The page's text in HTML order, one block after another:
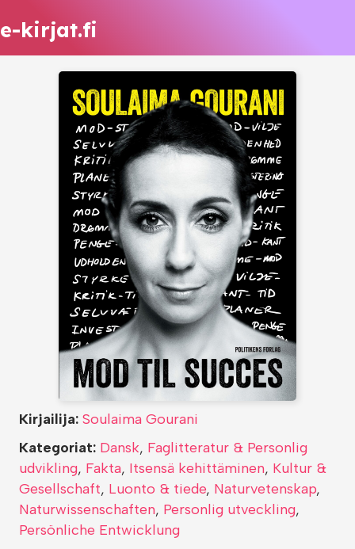
e-kirjat.fi
Kirjailija: Soulaima Gourani
Kategoriat: Dansk, Faglitteratur & Personlig
udvikling, Fakta, Itsensä kehittäminen, Kultur &
Gesellschaft, Luonto & tiede, Naturvetenskap,
Naturwissenschaften, Personlig utveckling,
Persönliche Entwicklung